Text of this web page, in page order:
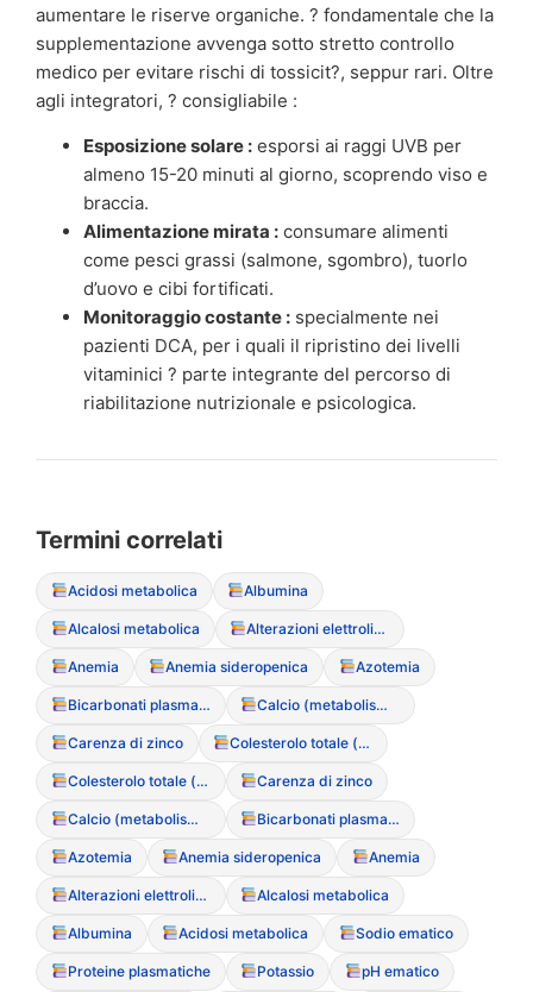
aumentare le riserve organiche. ? fondamentale che la
supplementazione avvenga sotto stretto controllo
medico per evitare rischi di tossicit?, seppur rari. Oltre
agli integratori, ? consigliabile :
Esposizione solare : esporsi ai raggi UVB per
almeno 15-20 minuti al giorno, scoprendo viso e
braccia.
Alimentazione mirata : consumare alimenti
come pesci grassi (salmone, sgombro), tuorlo
d’uovo e cibi fortificati.
Monitoraggio costante : specialmente nei
pazienti DCA, per i quali il ripristino dei livelli
vitaminici ? parte integrante del percorso di
riabilitazione nutrizionale e psicologica.
Termini correlati
Acidosi metabolica Albumina
Alcalosi metabolica Alterazioni elettrolitiche
Anemia Anemia sideropenica Azotemia
Bicarbonati plasmatici Calcio (metabolismo del)
Carenza di zinco Colesterolo totale (ipercolesterolemia paradossa)
Colesterolo totale (ipercolesterolemia paradossa) Carenza di zinco
Calcio (metabolismo del) Bicarbonati plasmatici
Azotemia Anemia sideropenica Anemia
Alterazioni elettrolitiche Alcalosi metabolica
Albumina Acidosi metabolica Sodio ematico
Proteine plasmatiche Potassio pH ematico